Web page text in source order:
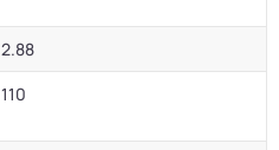
2.88
110